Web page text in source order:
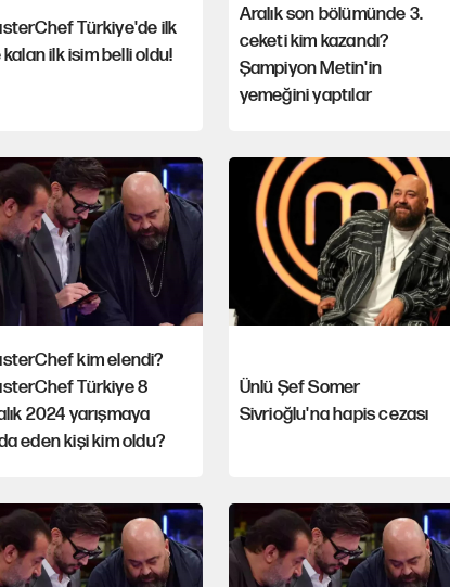
Türkiye'de ilk
kalan ilk isim belli oldu!
Aralık son bölümünde 3.
ceketi kim kazandı?
Şampiyon Metin'in
yemeğini yaptılar
kim elendi?
Türkiye 8
2024 yarışmaya
eden kişi kim oldu?
Ünlü Şef Somer
Sivrioğlu'na hapis cezası